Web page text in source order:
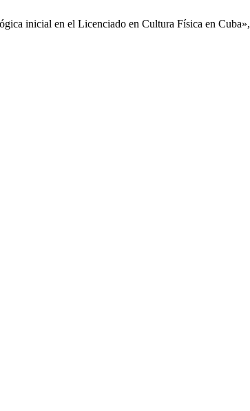
inicial en el Licenciado en Cultura Física en Cuba»,